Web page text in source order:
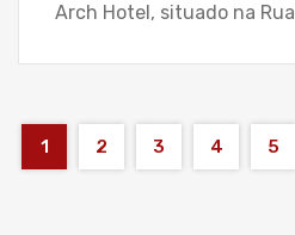
Arch Hotel, situado na Rua
1 2 3 4 5